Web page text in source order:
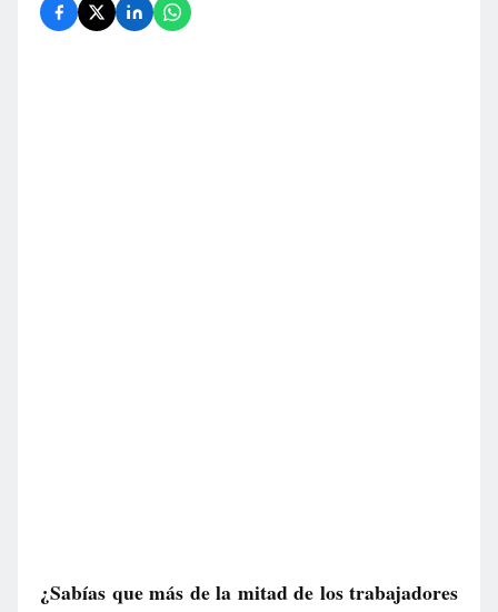
¿Sabías que más de la mitad de los trabajadores